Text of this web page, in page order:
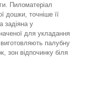
Пиломатеріал
дошки, точніше її
задіяна у
для укладання
палубну
зон відпочинку біля